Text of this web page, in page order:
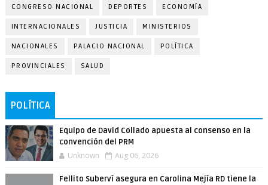
CONGRESO NACIONAL DEPORTES ECONOMÍA
INTERNACIONALES JUSTICIA MINISTERIOS
NACIONALES PALACIO NACIONAL POLÍTICA
PROVINCIALES SALUD
POLÍTICA
Equipo de David Collado apuesta al consenso en la
convención del PRM
Unknown Aug 06, 2026
Fellito Suberví asegura en Carolina Mejía RD tiene la